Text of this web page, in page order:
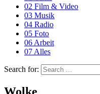
02 Film & Video
03 Musik
04 Radio
05 Foto
06 Arbeit
07 Alles
Search for: